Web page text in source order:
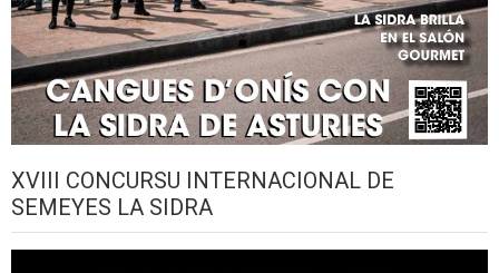
XVIII CONCURSU INTERNACIONAL DE
SEMEYES LA SIDRA